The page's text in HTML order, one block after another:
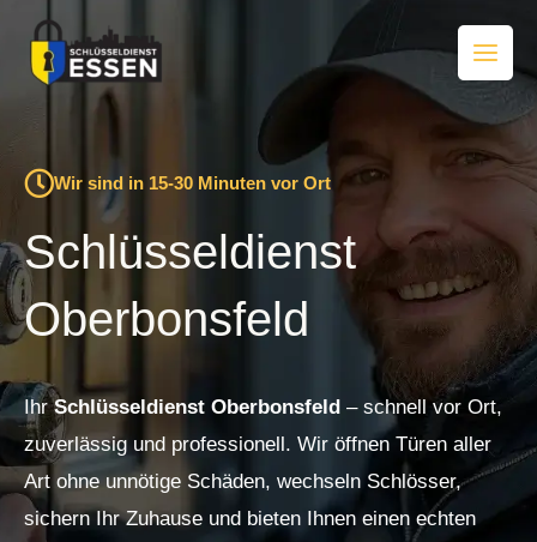
Inhalt
springen
Wir sind in 15-30 Minuten vor Ort
Schlüsseldienst
Oberbonsfeld
IhrSchlüsseldienst Oberbonsfeld – schnell vor Ort,
zuverlässig und professionell. Wir öffnen Türen aller
Art ohne unnötige Schäden, wechseln Schlösser,
sichern Ihr Zuhause und bieten Ihnen einen echten